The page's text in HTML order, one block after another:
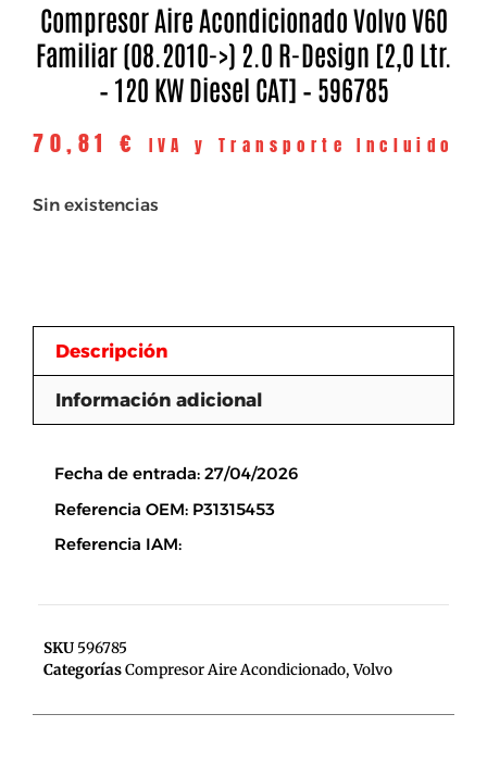
Compresor Aire Acondicionado Volvo V60
Familiar (08.2010->) 2.0 R-Design [2,0 Ltr.
– 120 KW Diesel CAT] – 596785
70,81 € IVA y Transporte Incluido
Sin existencias
Descripción
Información adicional
Fecha de entrada: 27/04/2026
Referencia OEM: P31315453
Referencia IAM:
SKU 596785
CategoríasCompresor Aire Acondicionado,Volvo